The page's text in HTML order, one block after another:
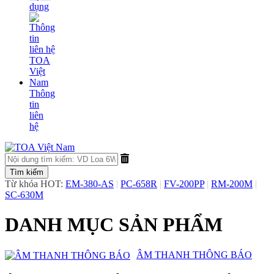
dụng
Thông
tin
liên
hệ
Từ khóa HOT: EM-380-AS | PC-658R | FV-200PP | RM-200M |
SC-630M
DANH MỤC SẢN PHẨM
​ÂM THANH THÔNG BÁO